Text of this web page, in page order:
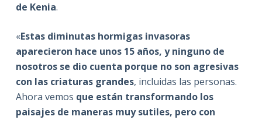
de Kenia.
«Estas diminutas hormigas invasoras
aparecieron hace unos 15 años, y ninguno de
nosotros se dio cuenta porque no son agresivas
con las criaturas grandes, incluidas las personas.
Ahora vemos que están transformando los
paisajes de maneras muy sutiles, pero con